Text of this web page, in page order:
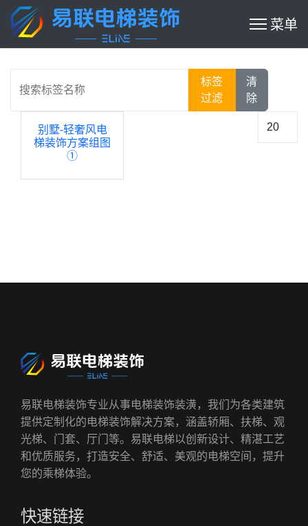
标签
过滤
清
除
每页显示
别墅-轻奢风电
梯装饰方案组图
①
易联电梯装饰专业从事电梯装饰装潢，我们为各类建筑
提供定制化的电梯装饰解决方案，涵盖轿厢、扶梯、观
光梯、门套、厅门等。易联电梯以创新设计、精湛工艺
和优质服务，打造安全、舒适、美观的电梯空间，提升
您的乘梯体验。
快速链接